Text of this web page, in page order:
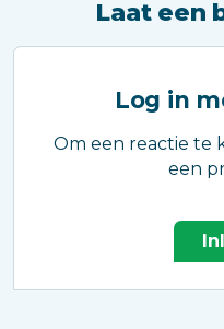
Laat een
Log in
Om een reactie te
een